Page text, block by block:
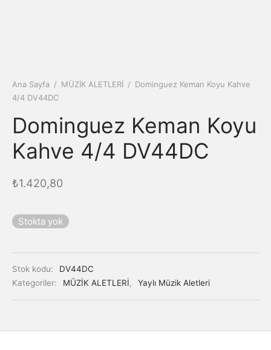
Ana Sayfa / MÜZİK ALETLERİ / Dominguez Keman Koyu Kahve
4/4 DV44DC
Dominguez Keman Koyu
Kahve 4/4 DV44DC
₺1.420,80
Stokta yok
Stok kodu:
DV44DC
Kategoriler:
MÜZİK ALETLERİ, Yaylı Müzik Aletleri